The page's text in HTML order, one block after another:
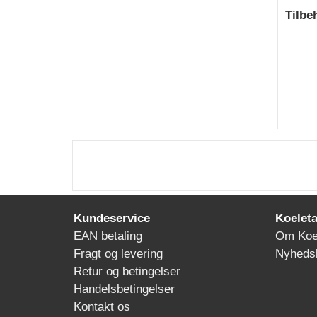
Kundeservice
EAN betaling
Fragt og levering
Retur og betingelser
Handelsbetingelser
Kontakt os
Om